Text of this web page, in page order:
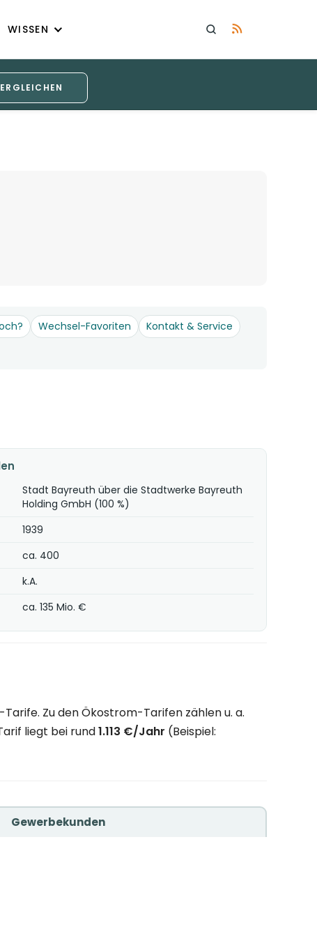
WISSEN
Wechsel-Favoriten
Kontakt & Service
Stadt Bayreuth über die Stadtwerke Bayreuth
Holding GmbH (100 %)
1939
ca. 400
k.A.
ca. 135 Mio. €
Zu den Ökostrom-Tarifen zählen u. a.
liegt bei rund1.113 €/Jahr (Beispiel:
Gewerbekunden